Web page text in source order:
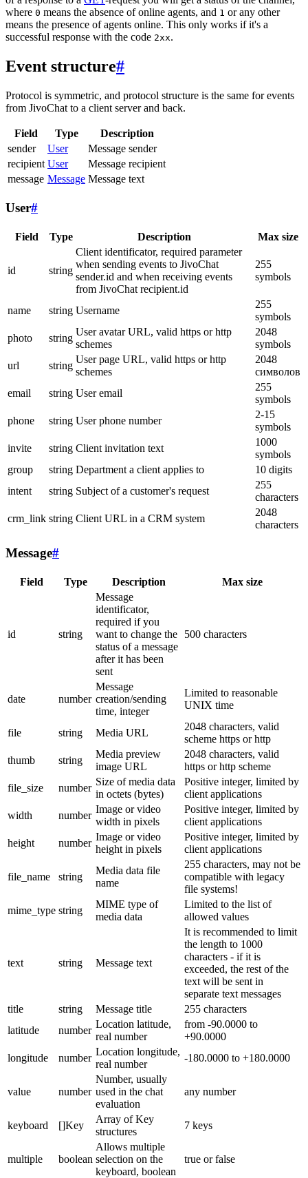
where 0 means the absence of online agents, and 1 or any other
means the presence of agents online. This only works if it's a
successful response with the code 2xx.
Event structure#
Protocol is symmetric, and protocol structure is the same for events
from JivoChat to a client server and back.
Field Type
Description
sender
User
Message sender
recipient User
Message recipient
message Message Message text
User#
Field Type Description Max size
id string
Client identificator, required parameter
when sending events to JivoChat
sender.id and when receiving events
from JivoChat recipient.id
255
symbols
name string Username
255
symbols
photo
string
User avatar URL, valid https or http
schemes
2048
symbols
url
string
User page URL, valid https or http
schemes
2048
символов
email
string User email
255
symbols
phone
string User phone number
2-15
symbols
invite
string Client invitation text
1000
symbols
group
string Department a client applies to
10 digits
intent
string Subject of a customer's request
255
characters
crm_link string Client URL in a CRM system
2048
characters
Message#
Field Type Description Max size
id string
Message
identificator,
required if you
want to change the
status of a message
after it has been
sent
500 characters
date number
Message
creation/sending
time, integer
Limited to reasonable
UNIX time
file string Media URL
2048 characters, valid
scheme https or http
thumb
string
Media preview
image URL
2048 characters, valid
https or http scheme
file_size
number
Size of media data
in octets (bytes)
Positive integer, limited by
client applications
width
number
Image or video
width in pixels
Positive integer, limited by
client applications
height
number
Image or video
height in pixels
Positive integer, limited by
client applications
file_name string
Media data file
name
255 characters, may not be
compatible with legacy
file systems!
mime_type string
MIME type of
media data
Limited to the list of
allowed values
text string Message text
It is recommended to limit
the length to 1000
characters - if it is
exceeded, the rest of the
text will be sent in
separate text messages
title
string Message title
255 characters
latitude
number
Location latitude,
real number
from -90.0000 to
+90.0000
longitude
number
Location longitude,
real number
-180.0000 to +180.0000
value number
Number, usually
used in the chat
evaluation
any number
keyboard []Key
Array of Key
structures
7 keys
multiple boolean
Allows multiple
selection on the
keyboard, boolean
true or false